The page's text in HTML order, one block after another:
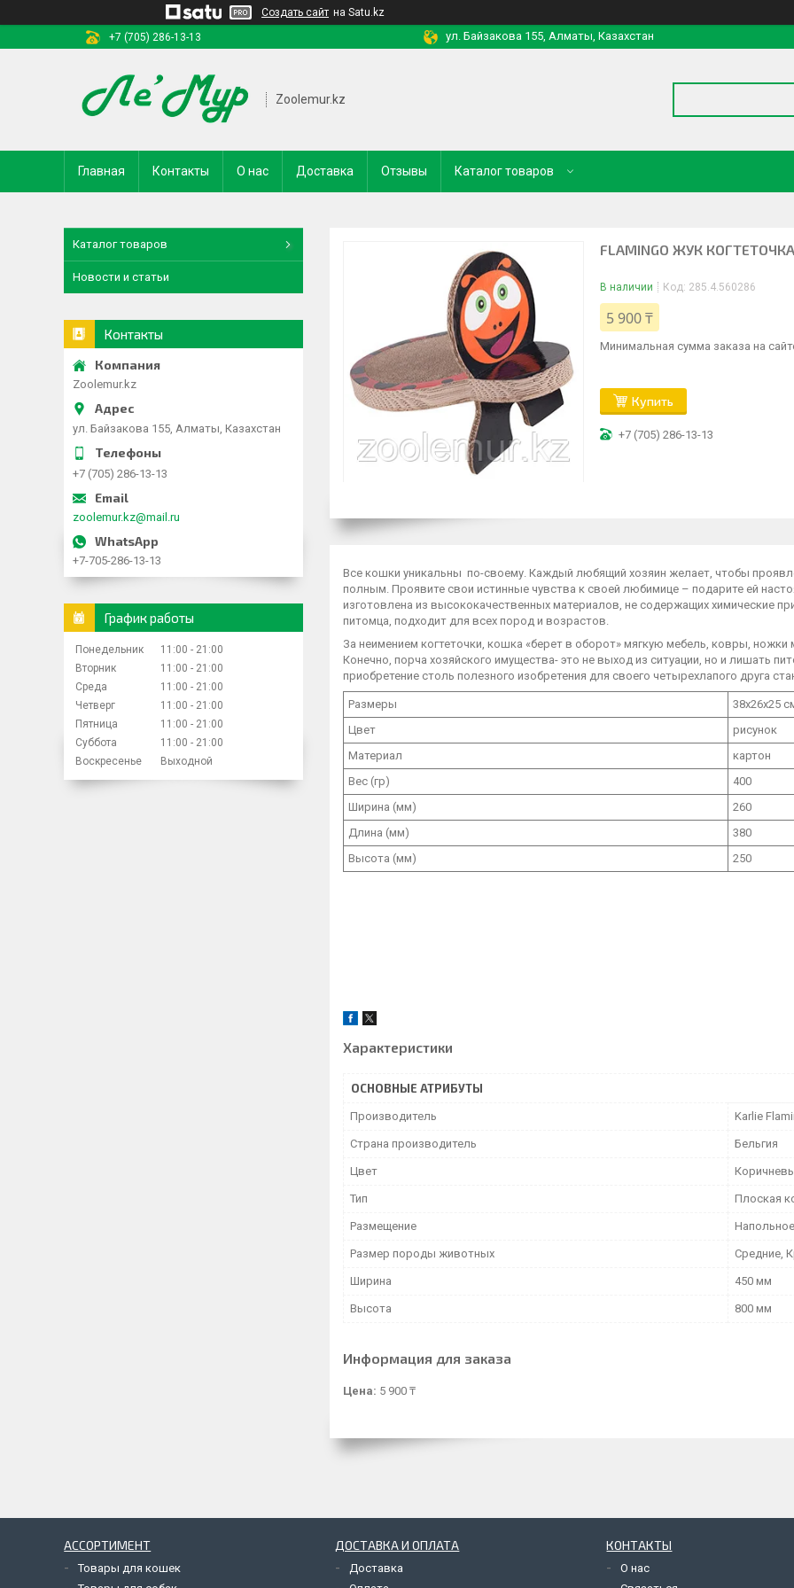
Создать сайт на Satu.kz
+7 (705) 286-13-13
ул. Байзакова 155, Алматы, Казахстан
Zoolemur.kz
Главная Контакты О нас Доставка Отзывы Каталог товаров
FLAMINGO ЖУК
В наличии Код: 285.4.560286
5 900 ₸
Минимальная сумма заказа на
Купить
+7 (705) 286-13-13
Все кошки уникальны по-своему. Каждый любящий хозяин желает, чтобы
полным. Проявите свои истинные чувства к своей любимице – подарите ей
изготовлена из высококачественных материалов, не содержащих химические
питомца, подходит для всех пород и возрастов.
За неимением когтеточки, кошка «берет в оборот» мягкую мебель, ковры,
Конечно, порча хозяйского имущества- это не выход из ситуации, но и лишать
приобретение столь полезного изобретения для своего четырехлапого друга
Размеры
38х26х25
Цвет
рисунок
Материал
картон
Вес (гр)
400
Ширина (мм)
260
Длина (мм)
380
Высота (мм)
250
Характеристики
ОСНОВНЫЕ АТРИБУТЫ
Производитель Karlie
Страна производитель Бельгия
Цвет
Тип Плоская
Размещение Напольное
Размер породы животных Средние,
Ширина 450 мм
Высота 800 мм
Информация для заказа
Цена: 5 900 ₸
Каталог товаров
Новости и статьи
Контакты
Zoolemur.kz
ул. Байзакова 155, Алматы, Казахстан
+7 (705) 286-13-13
zoolemur.kz@mail.ru
+7-705-286-13-13
График работы
Понедельник 11:00
21:00
Вторник
11:00
21:00
Среда
11:00
21:00
Четверг
11:00
21:00
Пятница
11:00
21:00
Суббота
11:00
21:00
Воскресенье
Выходной
АССОРТИМЕНТ
Товары для кошек
ДОСТАВКА И ОПЛАТА
Доставка
КОНТАКТЫ
О нас